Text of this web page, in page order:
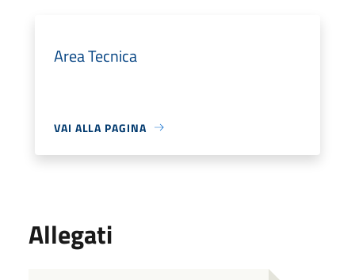
Area Tecnica
VAI ALLA PAGINA
Allegati